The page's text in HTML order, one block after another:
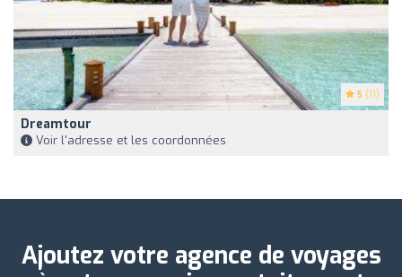
5 (11)
Dreamtour
Voir l'adresse et les coordonnées
Ajoutez votre agence de voyages